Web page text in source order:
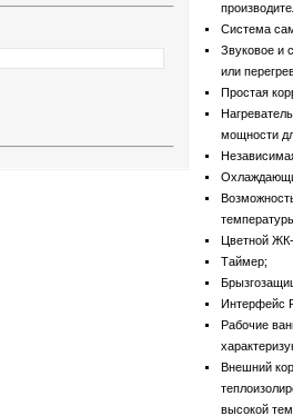
Система
Звуковое и
или
Простая
мощности
Цветной ЖК-
Таймер;
Интерфейс
Рабочие
Внешний
высокой